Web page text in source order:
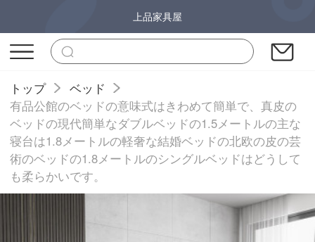
上品家具屋
トップ
ベッド
有品公館のベッドの意味式はきわめて簡単で、真皮の
ベッドの現代簡単なダブルベッドの1.5メートルの主な
寝台は1.8メートルの軽奢な結婚ベッドの北欧の皮の芸
術のベッドの1.8メートルのシングルベッドはどうして
も柔らかいです。